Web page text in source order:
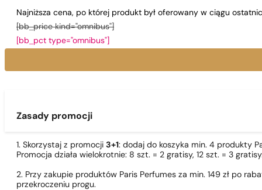
Najniższa cena, po której produkt był oferowany w ciągu
[bb_price kind="omnibus"]
[bb_pct type="omnibus"]
Zasady promocji
1. Skorzystaj z promocji 3+1: dodaj do koszyka min. 4 produkty
Promocja działa wielokrotnie: 8 szt. = 2 gratisy, 12 szt. = 3
2. Przy zakupie produktów Paris Perfumes za min. 149 zł po
przekroczeniu progu.